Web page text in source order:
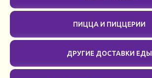
ПИЦЦА И ПИЦЦЕРИИ
ДРУГИЕ ДОСТАВКИ ЕДЫ